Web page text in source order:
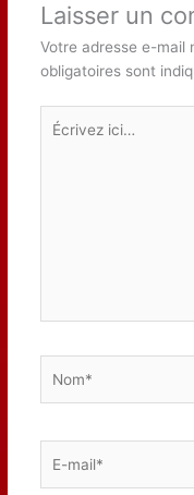
Laisser un
Votre adresse e-mail
obligatoires sont
Écrivez
ici…
mail*